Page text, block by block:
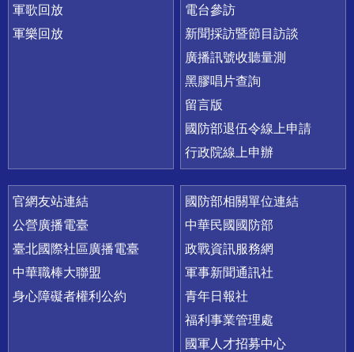
軍歌回放
軍樂回放
電台參訪
新聞採訪暨節目訪談
廣播訊號收聽量測
黑膠唱片查詢
留言版
國防部退伍令線上申請
行政院線上申辦
官網友站連結
公營廣播電臺
臺北國際社區廣播電臺
中華職棒大聯盟
身心障礙者權利公約
國防部相關單位連結
中華民國國防部
政戰資訊服務網
軍事新聞通訊社
青年日報社
福利事業管理處
國軍人才招募中心